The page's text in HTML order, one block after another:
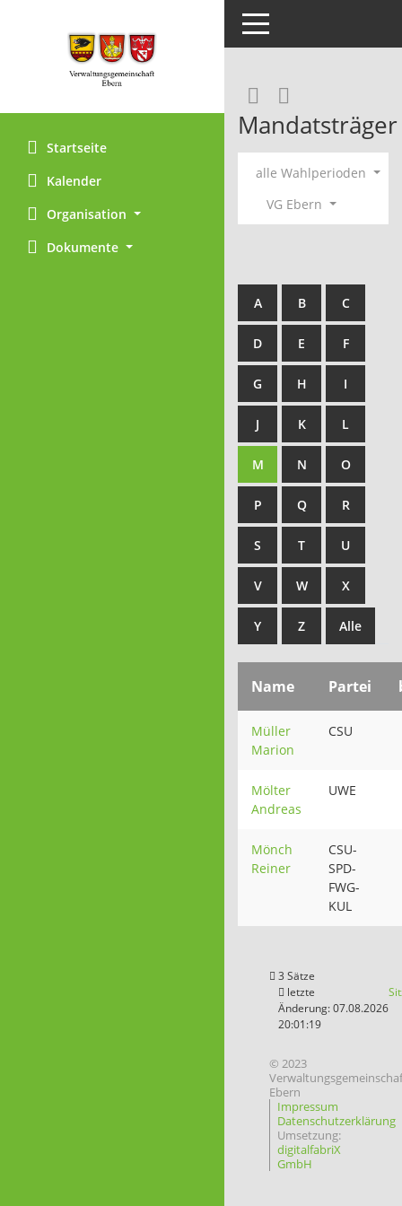
Startseite
Kalender
Organisation
Dokumente
Toggle navigation
Mandatsträger
alle Wahlperioden
VG Ebern
A B C
D E F
G H I
J K L
M N O
P Q R
S T U
V W X
Y Z Alle
Name Partei
Müller
Marion
CSU
Mölter
Andreas
UWE
Mönch
Reiner
CSU-
SPD-
FWG-
KUL
3 Sätze
letzte
Änderung: 07.08.2026
20:01:19
© 2023
Ebern
Impressum
Datenschutzerklärung
Umsetzung:
digitalfabriX
GmbH